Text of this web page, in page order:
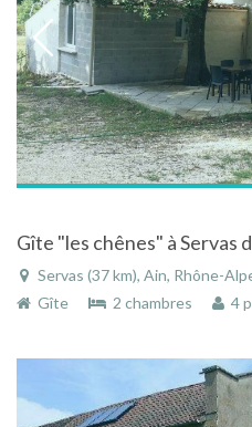
Servas (37 km), Ain, Rhône-
Gîte
2 chambres 4